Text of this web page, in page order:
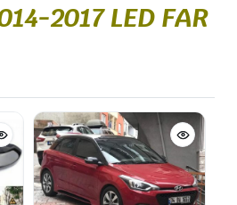
2017 LED FAR